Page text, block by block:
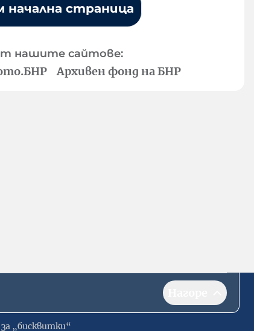
начална страница
нашите сайтове:
Архивен фонд на БНР
„бисквитки“